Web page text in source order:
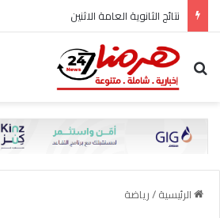
نتائج الثانوية العامة الاثنين
بحث عن
الرئيسية/رياضة